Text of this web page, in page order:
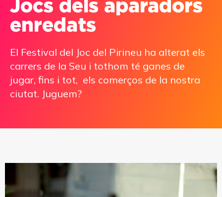
Jocs dels aparadors
enredats
El Festival del Joc del Pirineu ha alterat els
carrers de la Seu i tothom té ganes de
jugar, fins i tot, els comerços de la nostra
ciutat. Juguem?